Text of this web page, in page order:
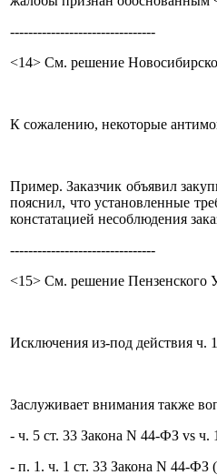
--------------------------------
<14> См. решение
К сожалению, некоторые
Пример. Заказчик объявил
пояснил, что установленные
констатацией несоблюдения
--------------------------------
<15> См. решение Пензенского
Исключения из-под действия ч.
Заслуживает внимания также
- ч. 5 ст. 33 Закона N 44-ФЗ vs ч.
- п. 1. ч. 1 ст. 33 Закона N 44-ФЗ